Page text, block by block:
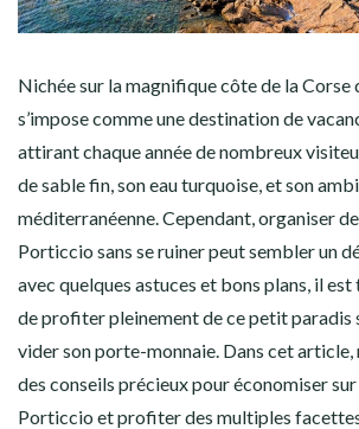
Nichée sur la magnifique côte de la Corse
s’impose comme une destination de
attirant chaque année de nombreux
de sable fin, son eau turquoise, et son
méditerranéenne. Cependant, organiser
Porticcio sans se ruiner peut sembler un
avec quelques astuces et bons plans, il
de profiter pleinement de ce petit paradis
vider son porte-monnaie. Dans cet article,
des conseils précieux pour économiser
Porticcio et profiter des multiples